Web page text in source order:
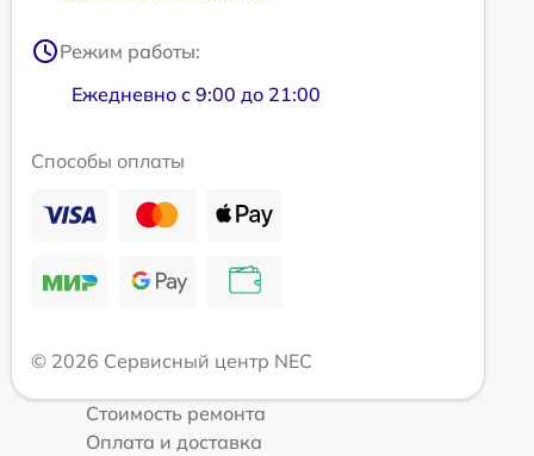
Режим работы:
Ежедневно с 9:00 до 21:00
Способы оплаты
© 2026 Сервисный центр NEC
Стоимость ремонта
Оплата и доставка